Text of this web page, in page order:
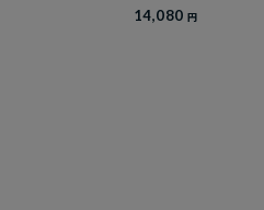
14,080 円